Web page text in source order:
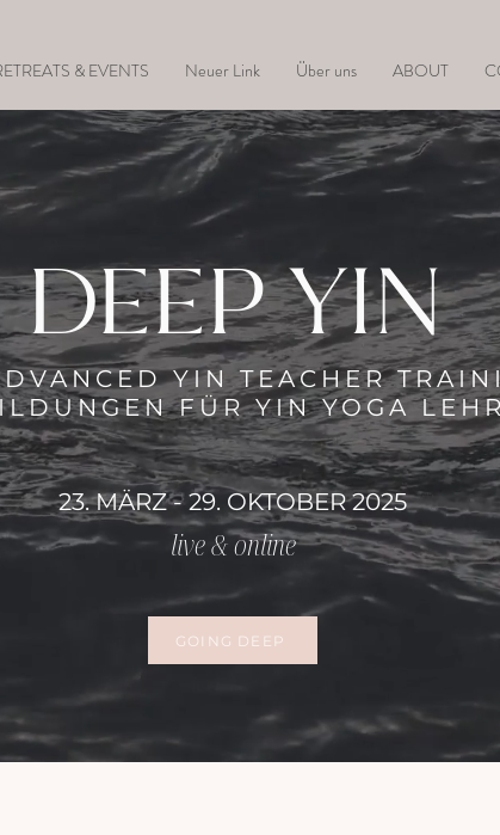
& EVENTS Neuer Link Über uns ABOUT
DEEP YIN
YIN TEACHER
FÜR YIN YOGA
23. MÄRZ - 29. OKTOBER 2025
live & online
GOING DEEP